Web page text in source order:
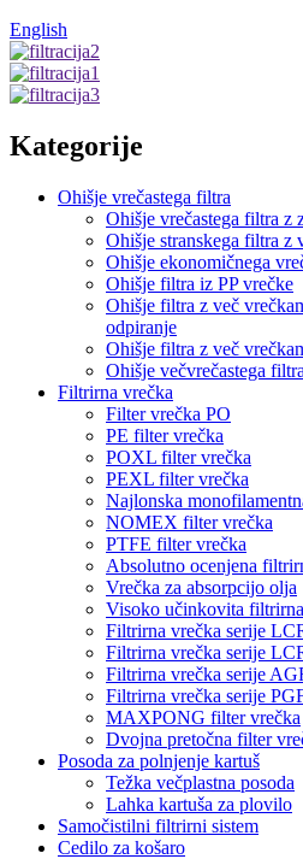
English
Kategorije
Ohišje vrečastega filtra
Ohišje vrečastega filtra z
Ohišje stranskega filtra z
Ohišje ekonomičnega
Ohišje filtra iz PP vrečke
Ohišje filtra z več
odpiranje
Ohišje filtra z več
Ohišje večvrečastega
Filtrirna vrečka
Filter vrečka PO
PE filter vrečka
POXL filter vrečka
PEXL filter vrečka
Najlonska
NOMEX filter vrečka
PTFE filter vrečka
Absolutno ocenjena
Vrečka za absorpcijo olja
Visoko učinkovita
Filtrirna vrečka serije
Filtrirna vrečka serije
Filtrirna vrečka serije
Filtrirna vrečka serije
MAXPONG filter vrečka
Dvojna pretočna filter
Posoda za polnjenje kartuš
Težka večplastna posoda
Lahka kartuša za plovilo
Samočistilni filtrirni sistem
Cedilo za košaro